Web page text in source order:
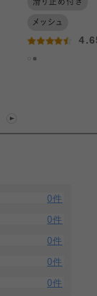
滑り止め付き
メッシュ
0件
0件
0件
0件
0件